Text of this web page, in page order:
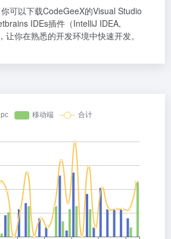
你可以下载CodeGeeX的Visual Studio
IDEs插件（IntelliJ IDEA,
让你在熟悉的开发环境中快速开发。